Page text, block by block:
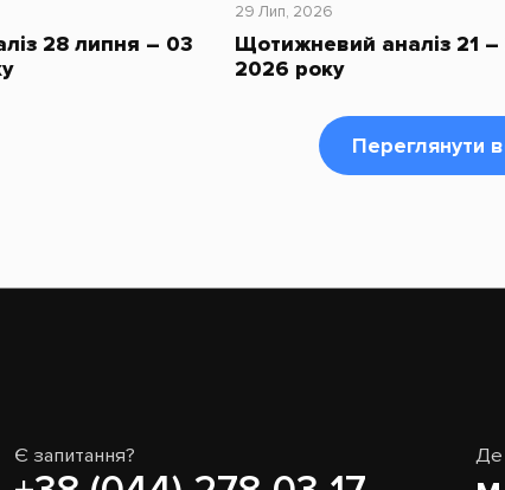
28 липня – 03
29 Лип, 2026
Щотижневий аналіз 21 –
2026 року
Переглянути
Є запитання? Де